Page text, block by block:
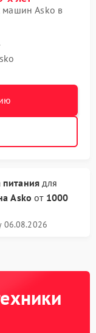
Asko в
для
Asko от 1000
06.08.2026